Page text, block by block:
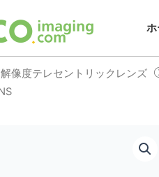
像度テレセントリックレンズ